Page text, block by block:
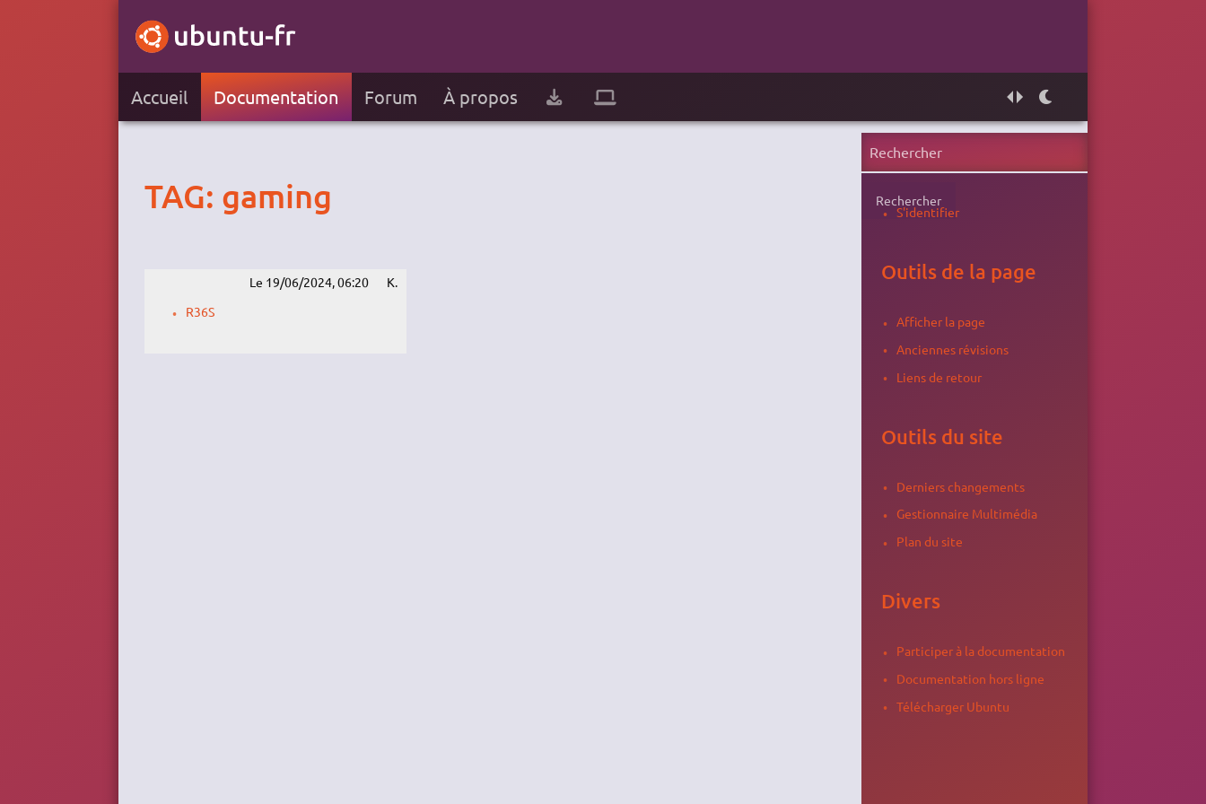
Accueil Documentation Forum À propos
TAG: gaming
R36S
Le 19/06/2024, 06:20 K.
Rechercher
S'identifier
Outils de la page
Afficher la page
Anciennes révisions
Liens de retour
Outils du site
Derniers changements
Gestionnaire Multimédia
Plan du site
Divers
Participer à la documentation
Documentation hors ligne
Télécharger Ubuntu